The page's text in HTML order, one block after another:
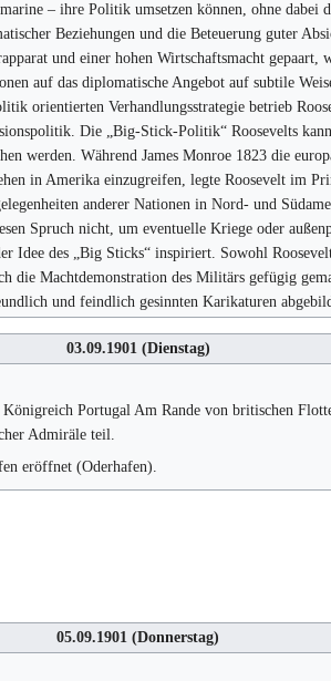
– ihre Politik umsetzen können, ohne
Beziehungen und die Beteuerung guter
und einer hohen Wirtschaftsmacht gepaart,
auf das diplomatische Angebot auf subtile
orientierten Verhandlungsstrategie betrieb
Die „Big-Stick-Politik“ Roosevelts
werden. Während James Monroe 1823 die
in Amerika einzugreifen, legte Roosevelt im
anderer Nationen in Nord- und
Spruch nicht, um eventuelle Kriege oder
Idee des „Big Sticks“ inspiriert. Sowohl
die Machtdemonstration des Militärs gefügig
und feindlich gesinnten Karikaturen
03.09.1901(Dienstag)
Portugal Am Rande von britischen
Admiräle teil.
eröffnet (Oderhafen).
05.09.1901 (Donnerstag)